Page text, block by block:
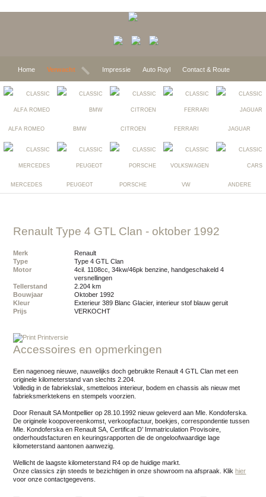
Home Verwacht Impressie Auto Ruyl Contact & Route
ALFA ROMEO BMW CITROEN FERRARI JAGUAR
MERCEDES PEUGEOT PORSCHE VW ANDERE
Renault Type 4 GTL Clan - oktober 1992
Merk
Renault
Type
Type 4 GTL Clan
Motor
4cil. 1108cc, 34kw/46pk benzine, handgeschakeld 4
versnellingen
Tellerstand
2.204 km
Bouwjaar
oktober 1992
Kleur
exterieur 389 Blanc Glacier, interieur stof blauw geruit
Prijs
VERKOCHT
Printversie
Accessoires en opmerkingen
Een nagenoeg nieuwe, nauwelijks doch gebruikte Renault 4 GTL Clan met een
originele kilometerstand van slechts 2.204.
Volledig in de fabriekslak, smetteloos interieur, bodem en chassis als nieuw met
fabrieksmerktekens en stempels voorzien.
Door Renault SA Montpellier op 28.10.1992 nieuw geleverd aan Mle. Kondoferska.
De originele koopovereenkomst, verkoopfactuur, boekjes, correspondentie tussen
Mle. Kondoferska en Renault SA, Certificat D’ Immatriculation Provisoire,
onderhoudsfacturen en keuringsrapporten die de ongeloofwaardige lage
kilometerstand aantonen aanwezig.
Wellicht de laagste kilometerstand R4 op de huidige markt.
Onze classics zijn steeds te bezichtigen in onze showroom na afspraak.
Klik hier
voor onze contactgegevens.